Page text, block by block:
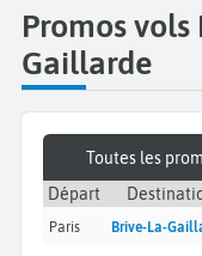
Promos vols
Gaillarde
Toutes les
Départ
Paris Brive-La-